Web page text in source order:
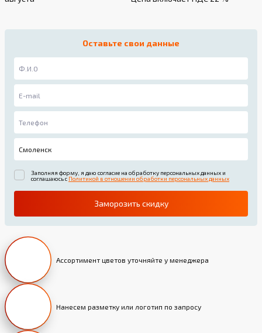
Оставьте свои данные
Заполняя форму, я даю согласие на обработку персональных данных и
соглашаюсь с Политикой в отношении обработки персональных данных
Заморозить скидку
Ассортимент цветов уточняйте у менеджера
Нанесем разметку или логотип по запросу